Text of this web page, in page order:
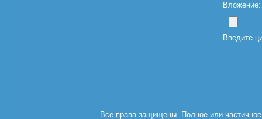
Введите
Все права защищены. Полное или частичное